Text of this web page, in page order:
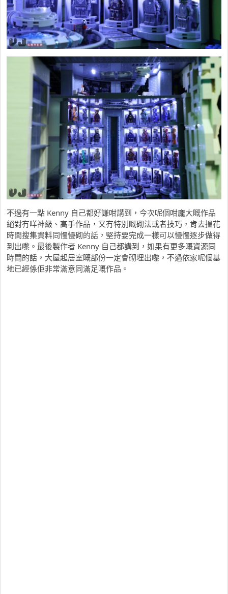
不過有一點 Kenny 自己都好謙咁講到，今次呢個咁龐大嘅作品
絕對冇咩神級、高手作品，又冇特別嘅砌法或者技巧，肯去搵花
時間搜集資料同慢慢砌的話，堅持要完成一樣可以慢慢逐步做得
到出嚟。最後製作者 Kenny 自己都講到，如果有更多嘅資源同
時間的話，大屋起居室嘅部份一定會砌埋出嚟，不過依家呢個基
地已經係佢非常滿意同滿足嘅作品。